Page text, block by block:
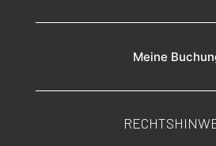
Meine